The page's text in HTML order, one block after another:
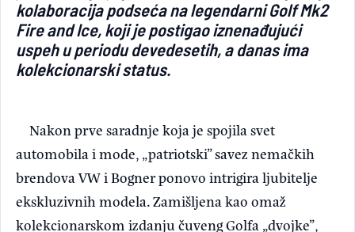
kolaboracija podseća na legendarni Golf Mk2
Fire and Ice, koji je postigao iznenađujući
uspeh u periodu devedesetih, a danas ima
kolekcionarski status.
Nakon prve saradnje koja je spojila svet
automobila i mode, „patriotski” savez nemačkih
brendova VW i Bogner ponovo intrigira ljubitelje
ekskluzivnih modela. Zamišljena kao omaž
kolekcionarskom izdanju čuveng Golfa „dvojke”,